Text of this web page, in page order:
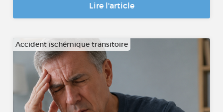
Lire l'article
Accident ischémique transitoire